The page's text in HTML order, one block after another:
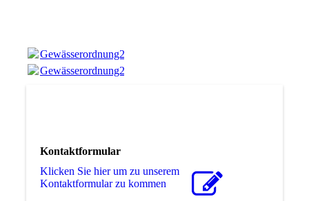
Gewässerordnung20190223_12022214.pdf
Gewässerordnung20190223_12022214.pdf
Kontaktformular
Klicken Sie hier um zu unserem
Kon­takt­for­mu­lar zu kommen